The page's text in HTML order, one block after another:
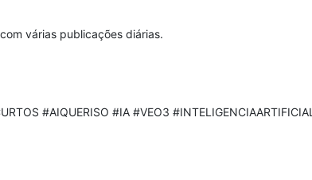
várias publicações diárias.
#AIQUERISO #IA #VEO3 #INTELIGENCIAARTIFICIAL